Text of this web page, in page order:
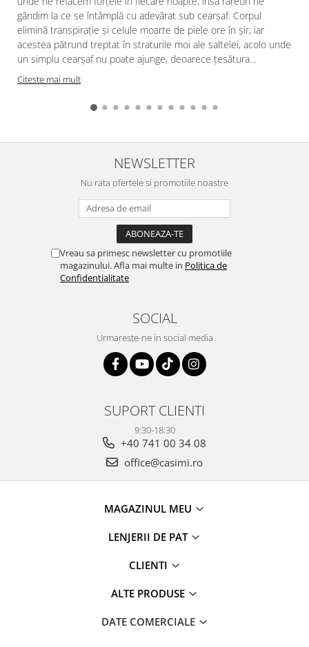
gândim la ce se întâmplă cu adevărat sub cearșaf. Corpul
elimină transpirație și celule moarte de piele ore în șir, iar
acestea pătrund treptat în straturile moi ale saltelei, acolo unde
un simplu cearșaf nu poate ajunge, deoarece țesătura...
Citeste mai mult
NEWSLETTER
Nu rata ofertele si promotiile noastre
Vreau sa primesc newsletter cu promotiile
magazinului. Afla mai multe in Politica de
Confidentialitate
SOCIAL
Urmareste-ne in social media
SUPORT CLIENTI
9:30-18:30
+40 741 00 34 08
office@casimi.ro
MAGAZINUL MEU
LENJERII DE PAT
CLIENTI
ALTE PRODUSE
DATE COMERCIALE